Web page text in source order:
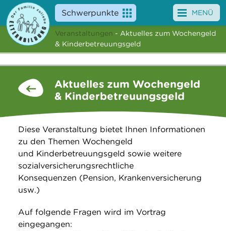
Schwerpunkte
Angebote
News
Über uns
Suche
MENÜ
Veranstaltungen - Aktuelles zum Wochengeld
& Kinderbetreuungsgeld
Aktuelles zum Wochengeld
& Kinderbetreuungsgeld
Diese Veranstaltung bietet Ihnen Informationen
zu den Themen Wochengeld
und Kinderbetreuungsgeld sowie weitere
sozialversicherungsrechtliche
Konsequenzen (Pension, Krankenversicherung
usw.)
Auf folgende Fragen wird im Vortrag
eingegangen: